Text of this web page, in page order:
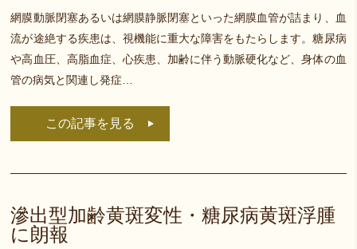
網膜動脈閉塞あるいは網膜静脈閉塞といった網膜血管が詰まり、血
流が途絶する疾患は、視機能に重大な障害をもたらします。糖尿病
や高血圧、高脂血症、心疾患、加齢に伴う動脈硬化など、身体の血
管の病気と関連し発症…
この記事を見る
滲出型加齢黄斑変性・糖尿病黄斑浮腫
に朗報